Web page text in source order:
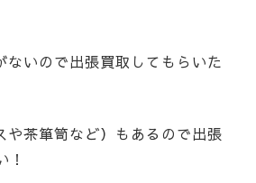
ないので出張買取してもらいた
や茶箪笥など）もあるので出張
！